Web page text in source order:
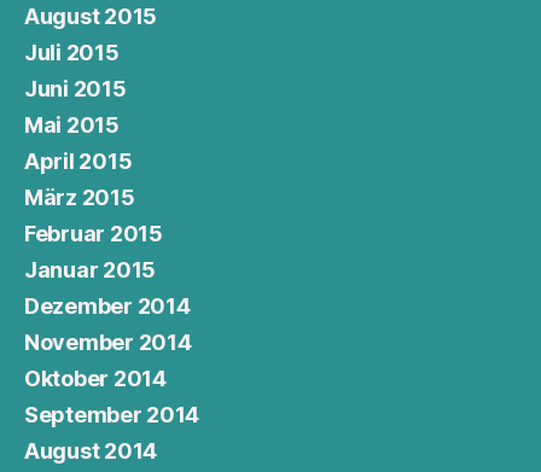
August 2015
Juli 2015
Juni 2015
Mai 2015
April 2015
März 2015
Februar 2015
Januar 2015
Dezember 2014
November 2014
Oktober 2014
September 2014
August 2014